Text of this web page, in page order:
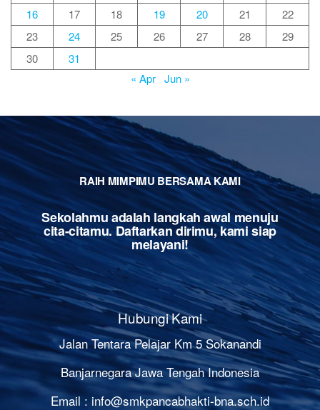
16
17 18 19 20 21
22
23
24 25 26 27 28
29
30
31
« Apr Jun »
RAIH MIMPIMU BERSAMA KAMI
Sekolahmu adalah langkah awal menuju
cita-citamu. Daftarkan dirimu, kami siap
melayani!
Hubungi Kami
Jalan Tentara Pelajar Km 5 Sokanandi
Banjarnegara Jawa Tengah Indonesia
Email : info@smkpancabhakti-bna.sch.id